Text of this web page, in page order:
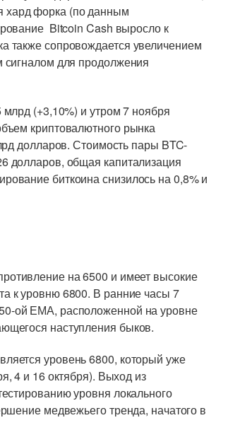
хард форка (по данным
Bitcoin Cash выросло к
также сопровождается увеличением
сигналом для продолжения
(+3,10%) и утром 7 ноября
криптовалютного рынка
долларов. Стоимость пары BTC-
долларов, общая капитализация
биткоина снизилось на 0,8% и
на 6500 и имеет высокие
к уровню 6800. В ранние часы 7
ой ЕМА, расположенной на уровне
наступления быков.
уровень 6800, который уже
4 и 16 октября). Выход из
уровня локального
медвежьего тренда, начатого в